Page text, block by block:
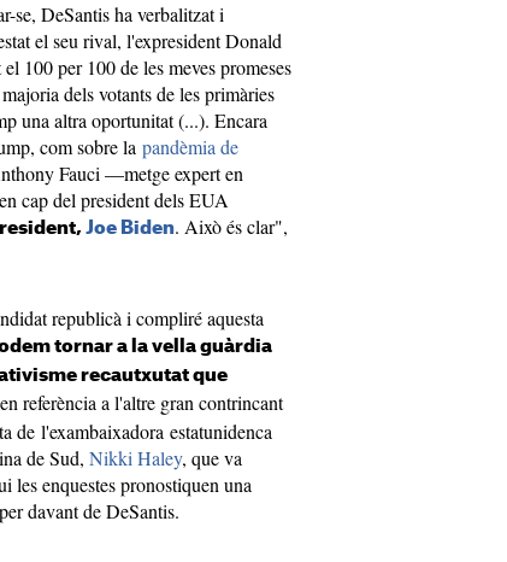
se, DeSantis ha verbalitzat i
el seu rival, l'expresident Donald
100 per 100 de les meves promeses
dels votants de les primàries
una altra oportunitat (...). Encara
com sobre la pandèmia de
Fauci —metge expert en
cap del president dels EUA
Joe Biden. Això és clar",
republicà i compliré aquesta
tornar a la vella guàrdia
recautxutat que
referència a l'altre gran contrincant
de l'exambaixadora estatunidenca
de Sud, Nikki Haley, que va
les enquestes pronostiquen una
davant de DeSantis.